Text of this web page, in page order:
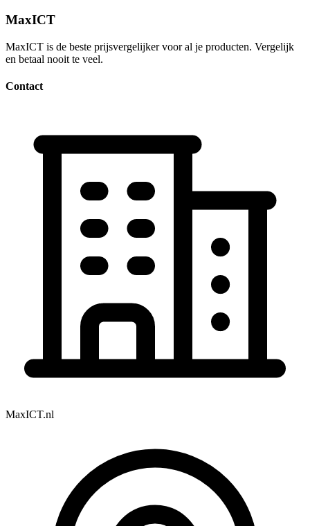
MaxICT
MaxICT is de beste prijsvergelijker voor al je producten. Vergelijk
en betaal nooit te veel.
Contact
MaxICT.nl